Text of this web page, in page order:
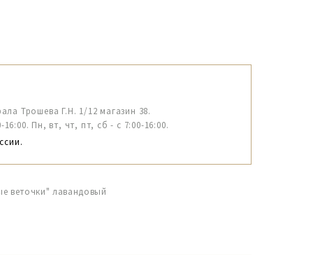
Трошева Г.Н. 1/12 магазин 38.
16:00. Пн, вт, чт, пт, сб - с 7:00-16:00.
веточки" лавандовый